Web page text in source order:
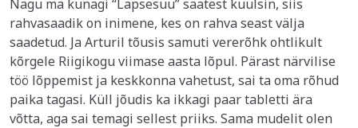
Nagu ma kunagi “Lapsesuu” saatest kuulsin, siis
rahvasaadik on inimene, kes on rahva seast välja
saadetud. Ja Arturil tõusis samuti vererõhk ohtlikult
kõrgele Riigikogu viimase aasta lõpul. Pärast närvilise
töö lõppemist ja keskkonna vahetust, sai ta oma rõhud
paika tagasi. Küll jõudis ka ikkagi paar tabletti ära
võtta, aga sai temagi sellest priiks. Sama mudelit olen